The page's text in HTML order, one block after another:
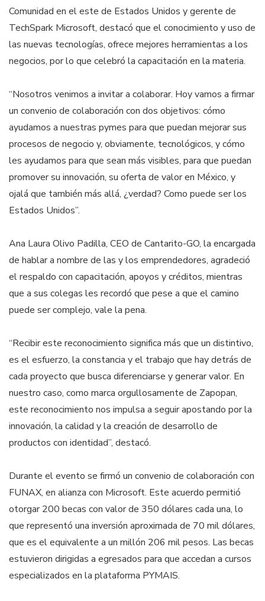
Comunidad en el este de Estados Unidos y gerente de
TechSpark Microsoft, destacó que el conocimiento y uso de
las nuevas tecnologías, ofrece mejores herramientas a los
negocios, por lo que celebró la capacitación en la materia.
“Nosotros venimos a invitar a colaborar. Hoy vamos a firmar
un convenio de colaboración con dos objetivos: cómo
ayudamos a nuestras pymes para que puedan mejorar sus
procesos de negocio y, obviamente, tecnológicos, y cómo
les ayudamos para que sean más visibles, para que puedan
promover su innovación, su oferta de valor en México, y
ojalá que también más allá, ¿verdad? Como puede ser los
Estados Unidos”.
Ana Laura Olivo Padilla, CEO de Cantarito-GO, la encargada
de hablar a nombre de las y los emprendedores, agradeció
el respaldo con capacitación, apoyos y créditos, mientras
que a sus colegas les recordó que pese a que el camino
puede ser complejo, vale la pena.
“Recibir este reconocimiento significa más que un distintivo,
es el esfuerzo, la constancia y el trabajo que hay detrás de
cada proyecto que busca diferenciarse y generar valor. En
nuestro caso, como marca orgullosamente de Zapopan,
este reconocimiento nos impulsa a seguir apostando por la
innovación, la calidad y la creación de desarrollo de
productos con identidad”, destacó.
Durante el evento se firmó un convenio de colaboración con
FUNAX, en alianza con Microsoft. Este acuerdo permitió
otorgar 200 becas con valor de 350 dólares cada una, lo
que representó una inversión aproximada de 70 mil dólares,
que es el equivalente a un millón 206 mil pesos. Las becas
estuvieron dirigidas a egresados para que accedan a cursos
especializados en la plataforma PYMAIS.